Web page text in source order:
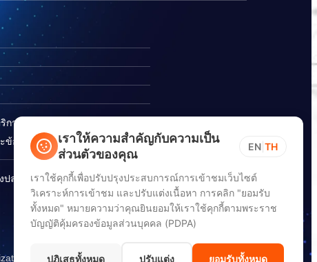
การ
ข้อร้องเรียนการทุจริต
ลอดภัยสารสนเทศทางไซเบอร์
(DGA)
เราให้ความสำคัญกับความเป็น
ส่วนตัวของคุณ
EN TH
เราใช้คุกกี้เพื่อปรับปรุงประสบการณ์การเข้าชมเว็บไซต์
วิเคราะห์การเข้าชม และปรับแต่งเนื้อหา การคลิก "ยอมรับ
ทั้งหมด" หมายความว่าคุณยินยอมให้เราใช้คุกกี้ตามพระราช
บัญญัติคุ้มครองข้อมูลส่วนบุคคล (PDPA)
ปฏิเสธทั้งหมด ปรับแต่ง ยอมรับทั้งหมด